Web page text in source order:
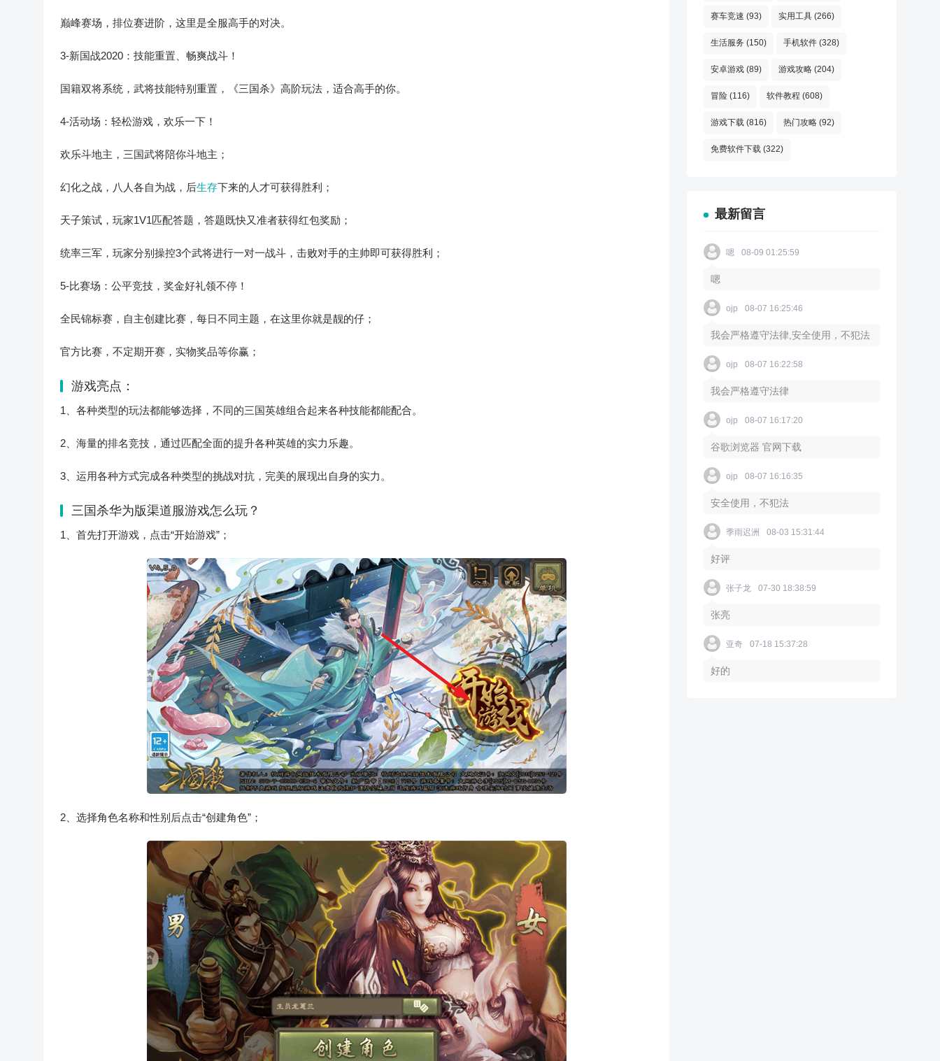
巅峰赛场，排位赛进阶，这里是全服高手的对决。
3-新国战2020：技能重置、畅爽战斗！
国籍双将系统，武将技能特别重置，《三国杀》高阶玩法，适合高手的你。
4-活动场：轻松游戏，欢乐一下！
欢乐斗地主，三国武将陪你斗地主；
幻化之战，八人各自为战，后生存下来的人才可获得胜利；
天子策试，玩家1V1匹配答题，答题既快又准者获得红包奖励；
统率三军，玩家分别操控3个武将进行一对一战斗，击败对手的主帅即可获得胜利；
5-比赛场：公平竞技，奖金好礼领不停！
全民锦标赛，自主创建比赛，每日不同主题，在这里你就是靓的仔；
官方比赛，不定期开赛，实物奖品等你赢；
游戏亮点：
1、各种类型的玩法都能够选择，不同的三国英雄组合起来各种技能都能配合。
2、海量的排名竞技，通过匹配全面的提升各种英雄的实力乐趣。
3、运用各种方式完成各种类型的挑战对抗，完美的展现出自身的实力。
三国杀华为版渠道服游戏怎么玩？
1、首先打开游戏，点击“开始游戏”；
2、选择角色名称和性别后点击“创建角色”；
赛车竞速 (93) 实用工具 (266)
生活服务 (150) 手机软件 (328)
安卓游戏 (89) 游戏攻略 (204)
冒险 (116) 软件教程 (608)
游戏下载 (816) 热门攻略 (92)
免费软件下载 (322)
最新留言
嗯 08-09 01:25:59
嗯
ojp 08-07 16:25:46
我会严格遵守法律,安全使用，不犯法
ojp 08-07 16:22:58
我会严格遵守法律
ojp 08-07 16:17:20
谷歌浏览器 官网下载
ojp 08-07 16:16:35
安全使用，不犯法
季雨迟洲 08-03 15:31:44
好评
张子龙 07-30 18:38:59
张亮
亚奇 07-18 15:37:28
好的